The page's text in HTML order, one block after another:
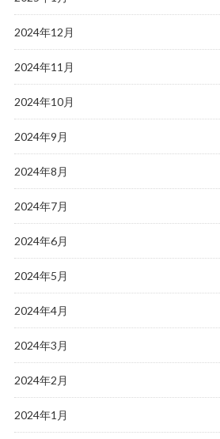
2024年12月
2024年11月
2024年10月
2024年9月
2024年8月
2024年7月
2024年6月
2024年5月
2024年4月
2024年3月
2024年2月
2024年1月